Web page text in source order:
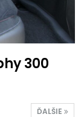
300
ĎALŠIE